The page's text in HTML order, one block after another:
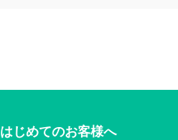
はじめてのお客様へ